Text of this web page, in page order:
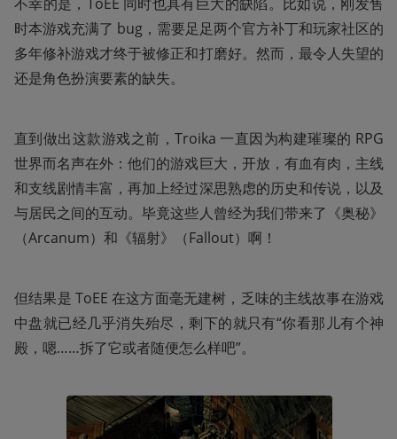
时本游戏充满了 bug，需要足足两个官方补丁和玩家社区的
多年修补游戏才终于被修正和打磨好。然而，最令人失望的
还是角色扮演要素的缺失。
直到做出这款游戏之前，Troika 一直因为构建璀璨的 RPG
世界而名声在外：他们的游戏巨大，开放，有血有肉，主线
和支线剧情丰富，再加上经过深思熟虑的历史和传说，以及
与居民之间的互动。毕竟这些人曾经为我们带来了《奥秘》
（Arcanum）和《辐射》（Fallout）啊！
但结果是 ToEE 在这方面毫无建树，乏味的主线故事在游戏
中盘就已经几乎消失殆尽，剩下的就只有“你看那儿有个神
殿，嗯……拆了它或者随便怎么样吧”。